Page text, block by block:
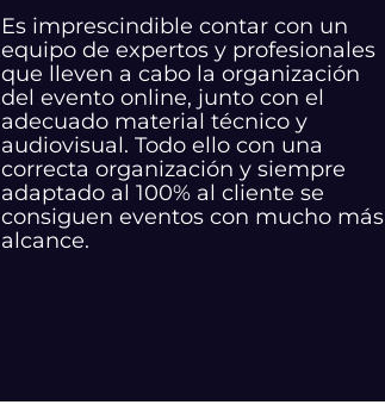
Es imprescindible contar con un
equipo de expertos y profesionales
que lleven a cabo la organización
del evento online, junto con el
adecuado material técnico y
audiovisual. Todo ello con una
correcta organización y siempre
adaptado al 100% al cliente se
consiguen eventos con mucho más
alcance.